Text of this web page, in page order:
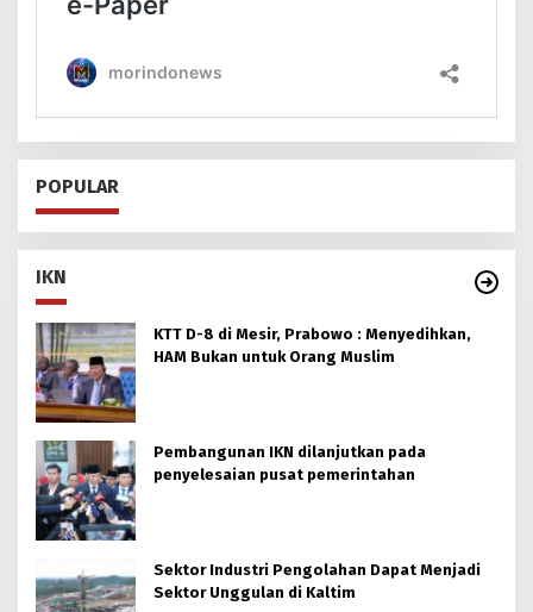
POPULAR
IKN
KTT D-8 di Mesir, Prabowo : Menyedihkan,
HAM Bukan untuk Orang Muslim
Pembangunan IKN dilanjutkan pada
penyelesaian pusat pemerintahan
Sektor Industri Pengolahan Dapat Menjadi
Sektor Unggulan di Kaltim